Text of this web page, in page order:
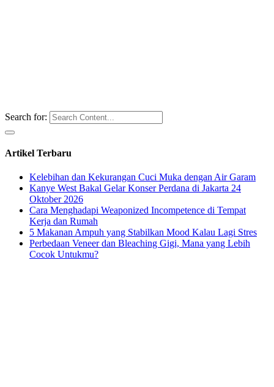
Search for:
Artikel Terbaru
Kelebihan dan Kekurangan Cuci Muka dengan Air Garam
Kanye West Bakal Gelar Konser Perdana di Jakarta 24
Oktober 2026
Cara Menghadapi Weaponized Incompetence di Tempat
Kerja dan Rumah
5 Makanan Ampuh yang Stabilkan Mood Kalau Lagi Stres
Perbedaan Veneer dan Bleaching Gigi, Mana yang Lebih
Cocok Untukmu?